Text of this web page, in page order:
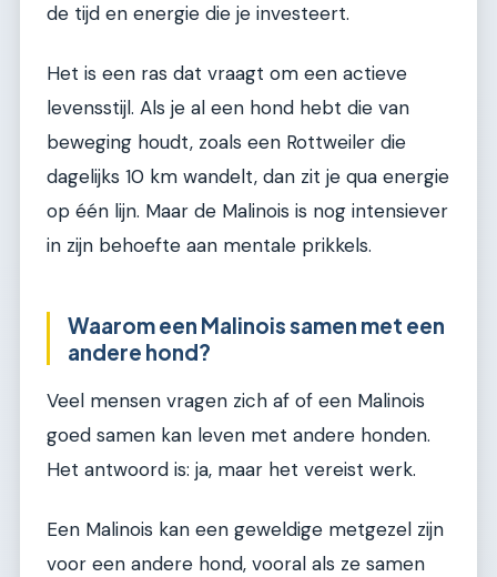
de tijd en energie die je investeert.
Het is een ras dat vraagt om een actieve
levensstijl. Als je al een hond hebt die van
beweging houdt, zoals een Rottweiler die
dagelijks 10 km wandelt, dan zit je qua energie
op één lijn. Maar de Malinois is nog intensiever
in zijn behoefte aan mentale prikkels.
Waarom een Malinois samen met een
andere hond?
Veel mensen vragen zich af of een Malinois
goed samen kan leven met andere honden.
Het antwoord is: ja, maar het vereist werk.
Een Malinois kan een geweldige metgezel zijn
voor een andere hond, vooral als ze samen